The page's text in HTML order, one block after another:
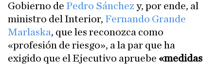
Gobierno de Pedro Sánchez y, por ende, al
ministro del Interior, Fernando Grande
Marlaska, que les reconozca como
«profesión de riesgo», a la par que ha
exigido que el Ejecutivo apruebe «medidas